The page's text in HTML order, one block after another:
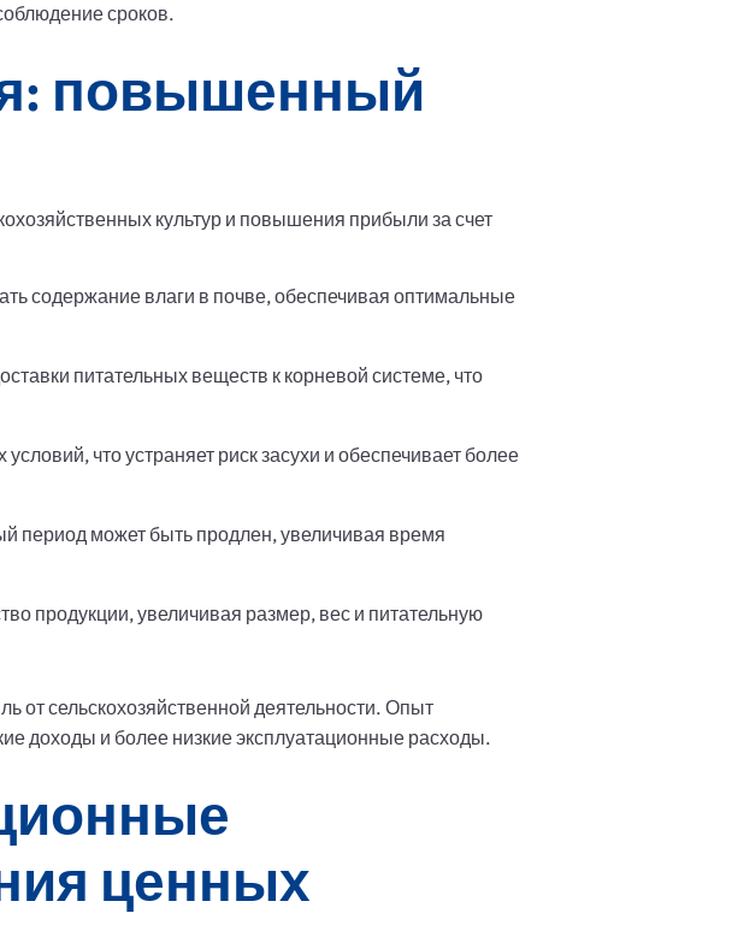
сроков.
повышенный
культур и повышения прибыли за счет
содержание влаги в почве, обеспечивая оптимальные
питательных веществ к корневой системе, что
что устраняет риск засухи и обеспечивает более
период может быть продлен, увеличивая время
продукции, увеличивая размер, вес и питательную
от сельскохозяйственной деятельности. Опыт
доходы и более низкие эксплуатационные расходы.
ценных